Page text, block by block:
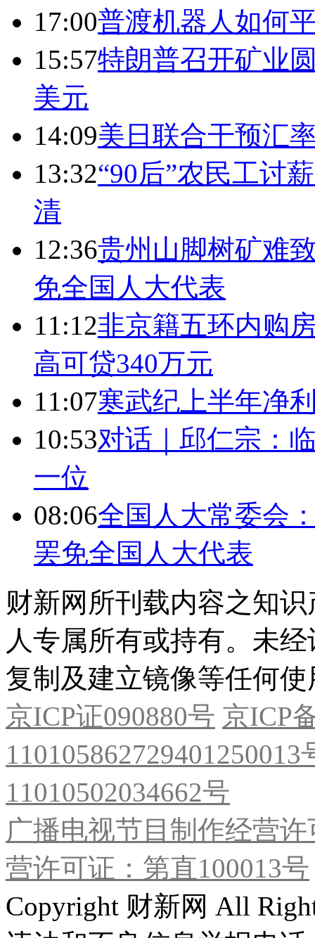
17:00普渡机器人如何
15:57特朗普召开矿业
美元
14:09美日联合干预汇
13:32“90后”农民工讨
清
12:36贵州山脚树矿难
免全国人大代表
11:12非京籍五环内购
高可贷340万元
11:07寒武纪上半年净
10:53对话｜邱仁宗：
一位
08:06全国人大常委会
罢免全国人大代表
财新网所刊载内容之知
人专属所有或持有。未
复制及建立镜像等任何使
京ICP证090880号 京ICP
11010502034662号
广播电视节目制作经营
营许可证：第直100013号
Copyright 财新网 All